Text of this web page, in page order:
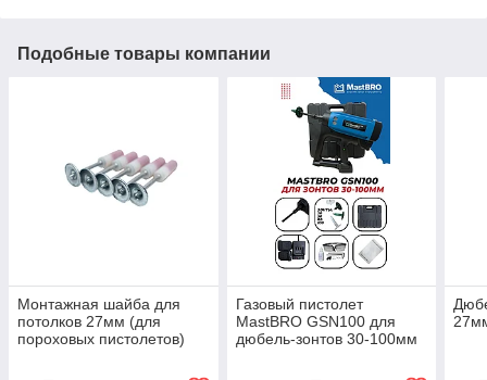
Подобные товары компании
Монтажная шайба для
потолков 27мм (для
пороховых пистолетов)
Газовый пистолет
MastBRO GSN100 для
дюбель-зонтов 30-100мм